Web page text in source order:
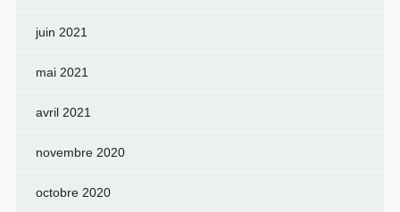
juin 2021
mai 2021
avril 2021
novembre 2020
octobre 2020